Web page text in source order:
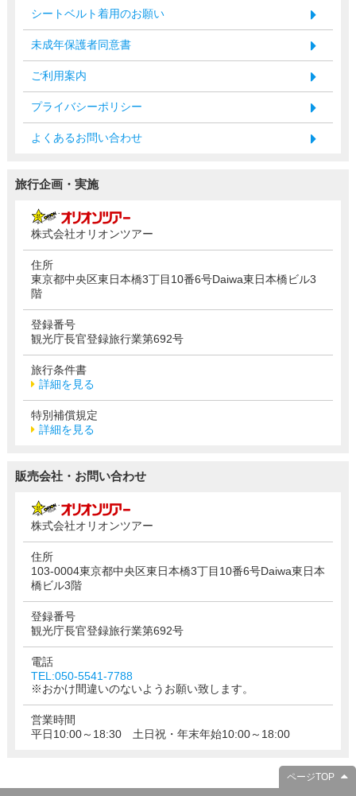
シートベルト着用のお願い
未成年保護者同意書
ご利用案内
プライバシーポリシー
よくあるお問い合わせ
旅行企画・実施
株式会社オリオンツアー
住所
東京都中央区東日本橋3丁目10番6号Daiwa東日本橋ビル3
階
登録番号
観光庁長官登録旅行業第692号
旅行条件書
詳細を見る
特別補償規定
詳細を見る
販売会社・お問い合わせ
株式会社オリオンツアー
住所
103-0004東京都中央区東日本橋3丁目10番6号Daiwa東日本
橋ビル3階
登録番号
観光庁長官登録旅行業第692号
電話
TEL:050-5541-7788
※おかけ間違いのないようお願い致します。
営業時間
平日10:00～18:30 土日祝・年末年始10:00～18:00
ページTOP